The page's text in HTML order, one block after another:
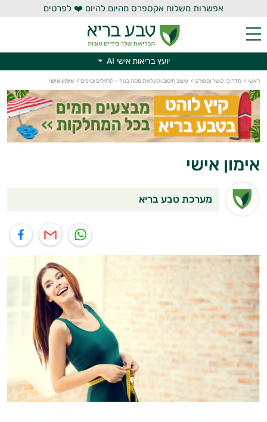
אפשרות משלוח אקספרס מהיום להיום ❤️ לפרטים
יועץ בריאות אישי AI
ראשי > מדריכי כושר וספורט > עיצוב חיטוב והעלאת מסה בגוף - תרגילים וטיפים > אימון אישי
אימון אישי
מערכת טבע בריא